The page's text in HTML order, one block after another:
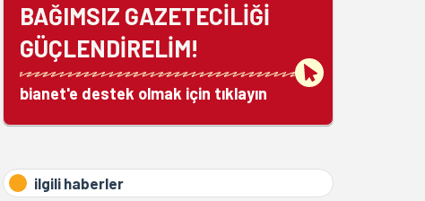
BAĞIMSIZ GAZETECİLİĞİ
GÜÇLENDİRELİM!
bianet'e destek olmak için tıklayın
ilgili haberler